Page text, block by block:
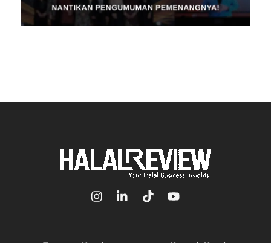
Icon
Icon
Icon
Icon